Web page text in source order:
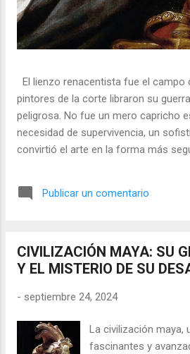
El lienzo renacentista fue el campo
pintores de la corte libraron su
peligrosa. No fue un mero capricho
necesidad de supervivencia, un
convirtió el arte en la forma más
artistas eran agentes dobles,
mecenazgo real con la obligación de
pintores encontraron en los
objetos cotidianos un lenguaje
El retrato renacentista no era un
sino un objeto tridimensional y
de la corte eran los agentes dobles
Publicar un comentario
CIVILIZACIÓN MAYA: SU
Y EL MISTERIO DE SU
- septiembre 24, 2024
La civilización maya,
fascinantes y